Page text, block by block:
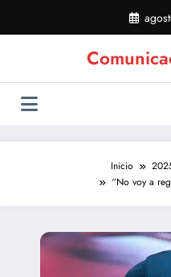
contenido
Inicio
“No voy a